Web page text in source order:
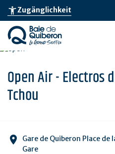
Skip
main
content
accessibility_newZugänglichkeit
Open Air - Electros
Tchou
Gare de Quiberon Place de
Gare